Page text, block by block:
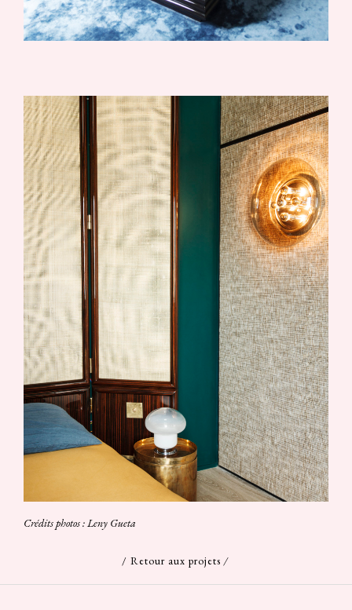
Crédits photos : Leny Gueta
/ Retour aux projets /